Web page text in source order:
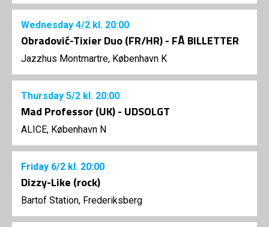
Wednesday 4/2 kl. 20:00
Obradović-Tixier Duo (FR/HR) - FÅ BILLETTER
Jazzhus Montmartre, København K
Thursday 5/2 kl. 20:00
Mad Professor (UK) - UDSOLGT
ALICE, København N
Friday 6/2 kl. 20:00
Dizzy-Like (rock)
Bartof Station, Frederiksberg